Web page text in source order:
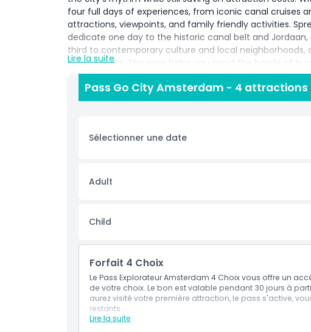
four full days of experiences, from iconic canal cruises
attractions, viewpoints, and family friendly activities.
dedicate one day to the historic canal belt and
third to contemporary culture and local neighborhoods,
hidden gems. The pass helps you avoid the hassle of
one convenient code, making it easier to adapt your
enjoying great value over a longer stay. It is especially
fans who prefer a more relaxed pace, with enough
Politique enfant/adulte
Exclus
À savoir
Lire la suite
Pass Go City Amsterdam - 4 attractions
Sélectionner une date
Adult
Child
Forfait 4 Choix
Le Pass Explorateur Amsterdam 4 Choix vous offre un
de votre choix. Le bon est valable pendant 30 jours à
aurez visité votre première attraction, le pass s'active,
restants.
Lire la suite
Inclus